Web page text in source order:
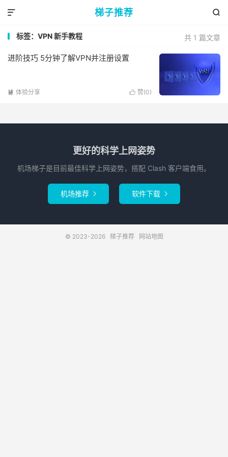
梯子推荐 

共 1 篇文章
标签：VPN 新手教程
进阶技巧 5分钟了解VPN并注册设置
 赞(0)
 体验分享
更好的科学上网姿势
机场梯子是目前最佳科学上网姿势，搭配 Clash 客户端食用。
机场推荐  软件下载 
© 2023-2026 梯子推荐 网站地图